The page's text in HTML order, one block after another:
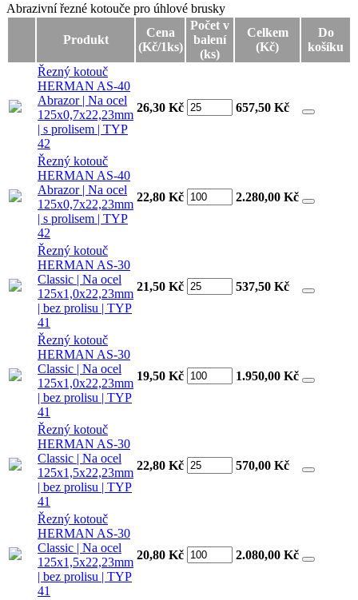
Abrazivní řezné kotouče pro úhlové brusky
Abrazivní řezné kotouče pro úhlové brusky
Produkt
Cena
(Kč/1ks)
Počet v
balení
(ks)
Celkem
(Kč)
Do
košíku
Řezný kotouč
HERMAN AS-40
Abrazor | Na ocel
125x0,7x22,23mm
| s prolisem | TYP
42
26,30 Kč 657,50 Kč
Řezný kotouč
HERMAN AS-40
Abrazor | Na ocel
125x0,7x22,23mm
| s prolisem | TYP
42
22,80 Kč 2.280,00 Kč
Řezný kotouč
HERMAN AS-30
Classic | Na ocel
125x1,0x22,23mm
| bez prolisu | TYP
41
21,50 Kč 537,50 Kč
Řezný kotouč
HERMAN AS-30
Classic | Na ocel
125x1,0x22,23mm
| bez prolisu | TYP
41
19,50 Kč 1.950,00 Kč
Řezný kotouč
HERMAN AS-30
Classic | Na ocel
125x1,5x22,23mm
| bez prolisu | TYP
41
22,80 Kč 570,00 Kč
Řezný kotouč
HERMAN AS-30
Classic | Na ocel
125x1,5x22,23mm
| bez prolisu | TYP
41
20,80 Kč 2.080,00 Kč